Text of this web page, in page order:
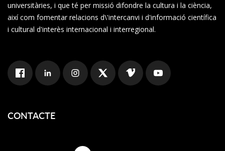
universitàries, i que té per missió difondre la cultura i la ciència,
així com fomentar relacions d\'intercanvi i d'informació científica
i cultural d'interès internacional i interregional.
CONTACTE